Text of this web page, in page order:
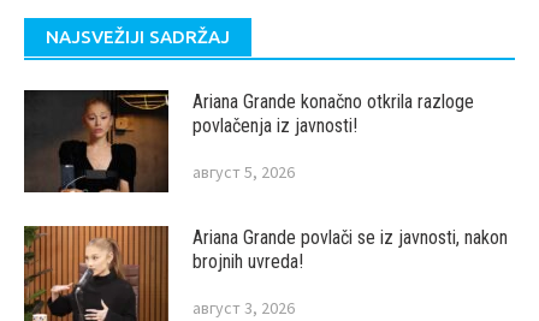
NAJSVEŽIJI SADRŽAJ
Ariana Grande konačno otkrila razloge
povlačenja iz javnosti!
август 5, 2026
Ariana Grande povlači se iz javnosti, nakon
brojnih uvreda!
август 3, 2026